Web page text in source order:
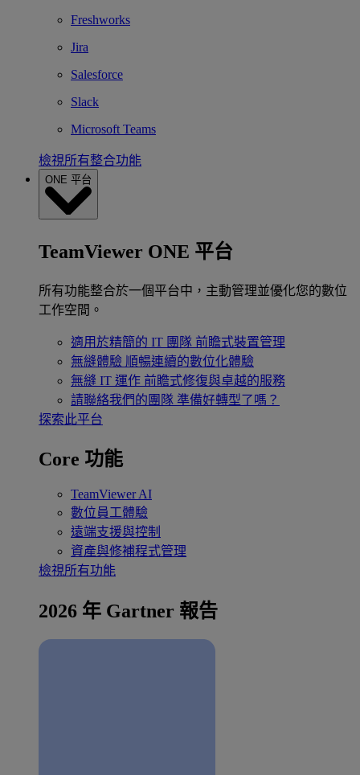
Freshworks
Jira
Salesforce
Slack
Microsoft Teams
檢視所有整合功能
ONE 平台
TeamViewer ONE 平台
所有功能整合於一個平台中，主動管理並優化您的數位
工作空間。
適用於精簡的 IT 團隊 前瞻式裝置管理
無縫體驗 順暢連續的數位化體驗
無縫 IT 運作 前瞻式修復與卓越的服務
請聯絡我們的團隊 準備好轉型了嗎？
探索此平台
Core 功能
TeamViewer AI
數位員工體驗
遠端支援與控制
資產與修補程式管理
檢視所有功能
2026 年 Gartner 報告